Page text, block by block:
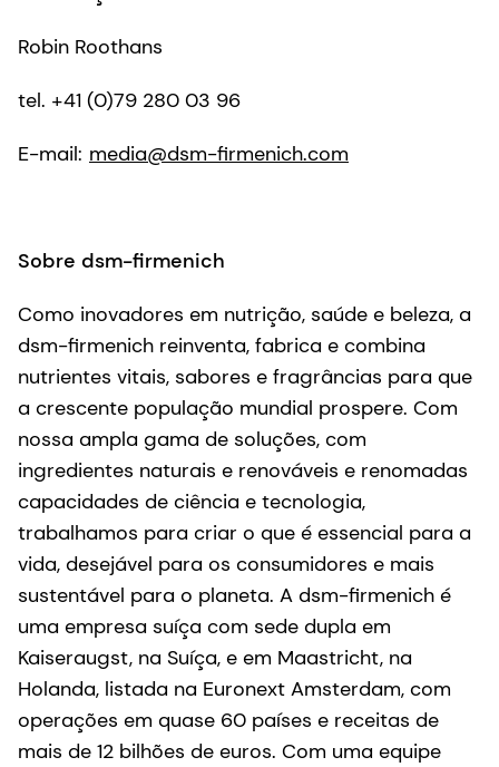
Robin Roothans
tel. +41 (0)79 280 03 96
E-mail: media@dsm-firmenich.com
Sobre dsm-firmenich
Como inovadores em nutrição, saúde e beleza, a
dsm-firmenich reinventa, fabrica e combina
nutrientes vitais, sabores e fragrâncias para que
a crescente população mundial prospere. Com
nossa ampla gama de soluções, com
ingredientes naturais e renováveis e renomadas
capacidades de ciência e tecnologia,
trabalhamos para criar o que é essencial para a
vida, desejável para os consumidores e mais
sustentável para o planeta. A dsm-firmenich é
uma empresa suíça com sede dupla em
Kaiseraugst, na Suíça, e em Maastricht, na
Holanda, listada na Euronext Amsterdam, com
operações em quase 60 países e receitas de
mais de 12 bilhões de euros. Com uma equipe